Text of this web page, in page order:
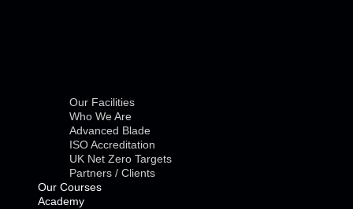
Our Facilities
Who We Are
Advanced Blade
ISO Accreditation
UK Net Zero Targets
Partners / Clients
Our Courses
Academy